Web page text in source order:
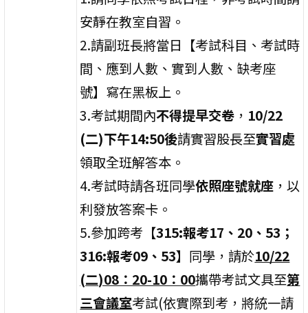
安靜在教室自習。
2.請副班長將當日【考試科目、考試時
間、應到人數、實到人數、缺考座
號】寫在黑板上。
3.考試期間內不得提早交卷 ， 10/22
(二)下午14:50後請實習股長至實習處
領取全班解答本。
4.考試時請各班同學依照座號就座 ，以
利發放答案卡。
5.參加跨考【315:報考17、20、53；
316:報考09、53】同學，請於10/22
(二)08：20-10：00攜帶考試文具至第
三會議室考試(依實際到考，將統一請